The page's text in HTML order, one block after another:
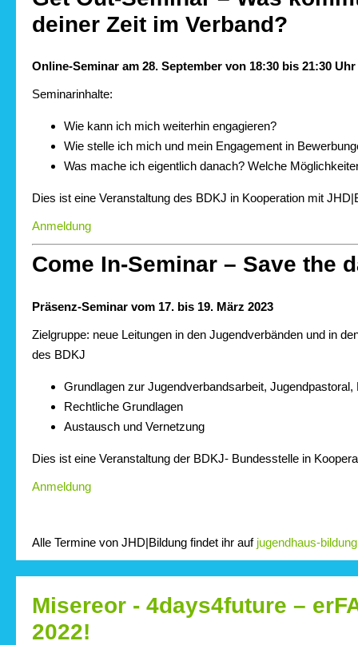
deiner Zeit im Verband?
Online-Seminar am 28. September von 18:30 bis 21:30 Uhr
Seminarinhalte:
Wie kann ich mich weiterhin engagieren?
Wie stelle ich mich und mein Engagement in
Was mache ich eigentlich danach? Welche
Dies ist eine Veranstaltung des BDKJ in Kooperation mit
Anmeldung
Come In-Seminar – Save the
Präsenz-Seminar vom 17. bis 19. März 2023
Zielgruppe: neue Leitungen in den Jugendverbänden und in
des BDKJ
Grundlagen zur Jugendverbandsarbeit, Jugendpastoral,
Rechtliche Grundlagen
Austausch und Vernetzung
Dies ist eine Veranstaltung der BDKJ- Bundesstelle in
Anmeldung
Alle Termine von JHD|Bildung findet ihr auf jugendhaus-
Misereor - 4days4future –
2022!